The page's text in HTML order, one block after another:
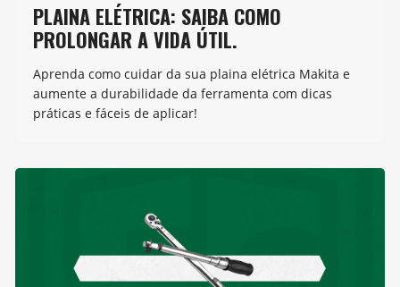
PLAINA ELÉTRICA: SAIBA COMO
PROLONGAR A VIDA ÚTIL.
Aprenda como cuidar da sua plaina elétrica Makita e
aumente a durabilidade da ferramenta com dicas
práticas e fáceis de aplicar!